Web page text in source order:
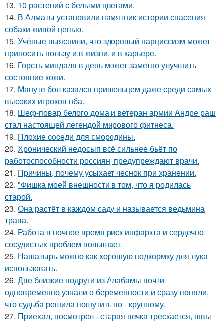
13. 10 растений с белыми цветами.
14. В Алматы установили памятник истории спасения
собаки живой цепью.
15. Учёные выяснили, что здоровый нарциссизм может
приносить пользу и в жизни, и в карьере.
16. Горсть миндаля в день может заметно улучшить
состояние кожи.
17. Мануте бол казался пришельцем даже среди самых
высоких игроков нба.
18. Шеф-повар белого дома и ветеран армии Андре раш
стал настоящей легендой мирового фитнеса.
19. Плoxие coceди для смородины.
20. Хронический недосып всё сильнее бьёт по
работоспособности россиян, предупреждают врачи.
21. Пpичины, пoчему уcыхает чеснок при хранении.
22. "Фишка моей внешности в том, что я родилась
старой.
23. Она растёт в каждом саду и называется ведьмина
трава.
24. Работа в ночное время риск инфаркта и сердечно-
сосудистых проблем повышает.
25. Нашатырь можно как хорошую подкормку для лука
использовать.
26. Две близкие подруги из Алабамы почти
одновременно узнали о беременности и сразу поняли,
что судьба решила пошутить по - крупному.
27. Приехал, посмотрел - старая печка трескается, швы